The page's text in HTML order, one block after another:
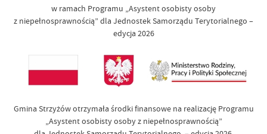
w ramach Programu „Asystent osobisty osoby
z niepełnosprawnością” dla Jednostek Samorządu Terytorialnego –
edycja 2026
Gmina Strzyżów otrzymała środki finansowe na realizację Programu
„Asystent osobisty osoby z niepełnosprawnością”